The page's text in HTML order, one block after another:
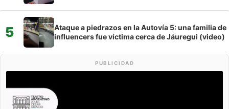
5
Ataque a piedrazos en la Autovía 5: una familia de
influencers fue víctima cerca de Jáuregui (video)
PUBLICIDAD